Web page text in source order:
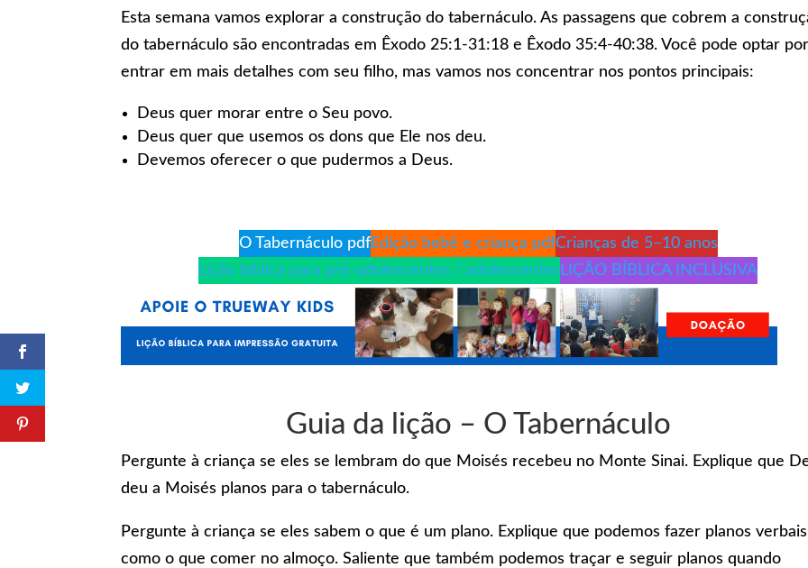
Esta semana vamos explorar a construção do tabernáculo. As passagens que cobrem a
do tabernáculo são encontradas em Êxodo 25:1-31:18 e Êxodo 35:4-40:38. Você pode optar
entrar em mais detalhes com seu filho, mas vamos nos concentrar nos pontos principais:
Deus quer morar entre o Seu povo.
Deus quer que usemos os dons que Ele nos deu.
Devemos oferecer o que pudermos a Deus.
O Tabernáculo pdfEdição bebê e criança pdfCrianças de 5–10 anos
Lição bíblica para pré-adolescentes / adolescentes LIÇÃO BÍBLICA INCLUSIVA
Guia da lição – O Tabernáculo
Pergunte à criança se eles se lembram do que Moisés recebeu no Monte Sinai. Explique que
deu a Moisés planos para o tabernáculo.
Pergunte à criança se eles sabem o que é um plano. Explique que podemos fazer planos
como o que comer no almoço. Saliente que também podemos traçar e seguir planos quando